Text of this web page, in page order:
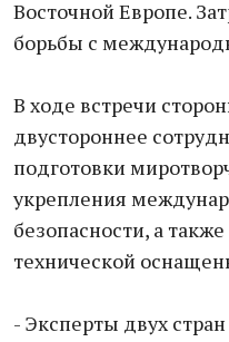
Восточной Европе.
борьбы с
В ходе встречи
двустороннее
подготовки
укрепления
безопасности, а
технической
- Эксперты двух